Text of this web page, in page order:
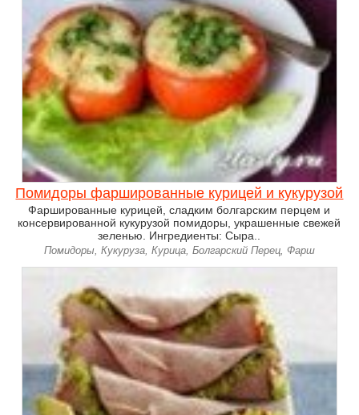
Помидоры фаршированные курицей и кукурузой
Фаршированные курицей, сладким болгарским перцем и
консервированной кукурузой помидоры, украшенные свежей
зеленью. Ингредиенты: Сыра..
Помидоры, Кукуруза, Курица, Болгарский Перец, Фарш